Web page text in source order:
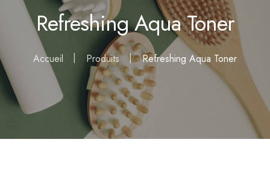
Refreshing Aqua Toner
Accueil Produits Refreshing Aqua Toner